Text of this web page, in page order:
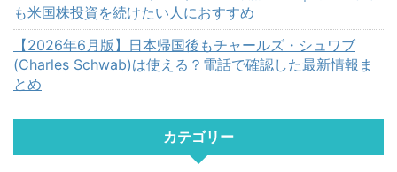
も米国株投資を続けたい人におすすめ
【2026年6月版】日本帰国後もチャールズ・シュワブ
(Charles Schwab)は使える？電話で確認した最新情報ま
とめ
カテゴリー